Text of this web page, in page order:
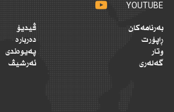
YOUTUBE
بەرنامەکان
ڕاپۆرت
وتار
گەلەری
ڤیدیۆ
دەربارە
پەیوەندی
ئەرشیڤ